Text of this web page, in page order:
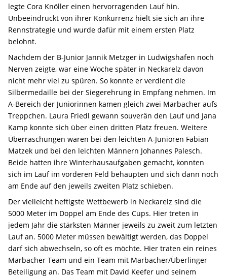
legte Cora Knöller einen hervorragenden Lauf hin.
Unbeeindruckt von ihrer Konkurrenz hielt sie sich an ihre
Rennstrategie und wurde dafür mit einem ersten Platz
belohnt.
Nachdem der B-Junior Jannik Metzger in Ludwigshafen noch
Nerven zeigte, war eine Woche später in Neckarelz davon
nicht mehr viel zu spüren. So konnte er verdient die
Silbermedaille bei der Siegerehrung in Empfang nehmen. Im
A-Bereich der Juniorinnen kamen gleich zwei Marbacher aufs
Treppchen. Laura Friedl gewann souverän den Lauf und Jana
Kamp konnte sich über einen dritten Platz freuen. Weitere
Überraschungen waren bei den leichten A-Junioren Fabian
Matzek und bei den leichten Männern Johannes Palesch.
Beide hatten ihre Winterhausaufgaben gemacht, konnten
sich im Lauf im vorderen Feld behaupten und sich dann noch
am Ende auf den jeweils zweiten Platz schieben.
Der vielleicht heftigste Wettbewerb in Neckarelz sind die
5000 Meter im Doppel am Ende des Cups. Hier treten in
jedem Jahr die stärksten Männer jeweils zu zweit zum letzten
Lauf an. 5000 Meter müssen bewältigt werden, das Doppel
darf sich abwechseln, so oft es möchte. Hier traten ein reines
Marbacher Team und ein Team mit Marbacher/Überlinger
Beteiligung an. Das Team mit David Keefer und seinem